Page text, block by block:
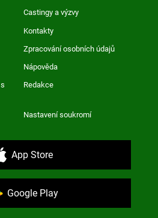
Castingy a výzvy
Kontakty
Zpracování osobních údajů
Nápověda
Redakce
Nastavení soukromí
App Store
Google Play